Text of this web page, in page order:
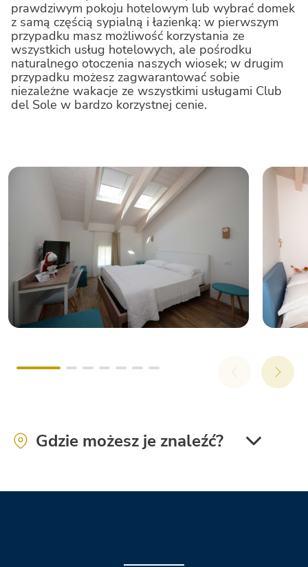
Marina Julia Family Collection
Le Gorette Cecina Easy Camping Village
prawdziwym pokoju hotelowym lub wybrać domek
z samą częścią sypialną i łazienką: w pierwszym
przypadku masz możliwość korzystania ze
wszystkich usług hotelowych, ale pośrodku
naturalnego otoczenia naszych wiosek; w drugim
przypadku możesz zagwarantować sobie
niezależne wakacje ze wszystkimi usługami Club
del Sole w bardzo korzystnej cenie.
Gdzie możesz je znaleźć?